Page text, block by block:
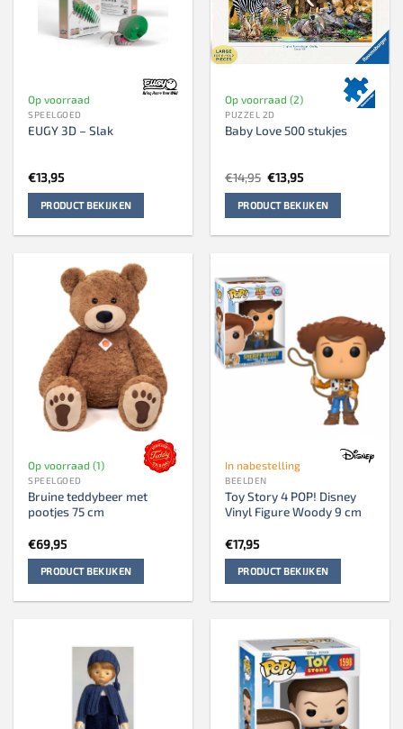
Op voorraad
SPEELGOED
EUGY 3D – Slak
€13,95
PRODUCT BEKIJKEN
Op voorraad (2)
PUZZEL 2D
Baby Love 500 stukjes
€14,95 Oorspronkelijke
prijs
was:
€14,95.
€13,95Huidige
is:
€13,95.
PRODUCT BEKIJKEN
Op voorraad (1)
SPEELGOED
Bruine teddybeer met
pootjes 75 cm
€69,95
PRODUCT BEKIJKEN
In nabestelling
BEELDEN
Toy Story 4 POP! Disney
Vinyl Figure Woody 9 cm
€17,95
PRODUCT BEKIJKEN